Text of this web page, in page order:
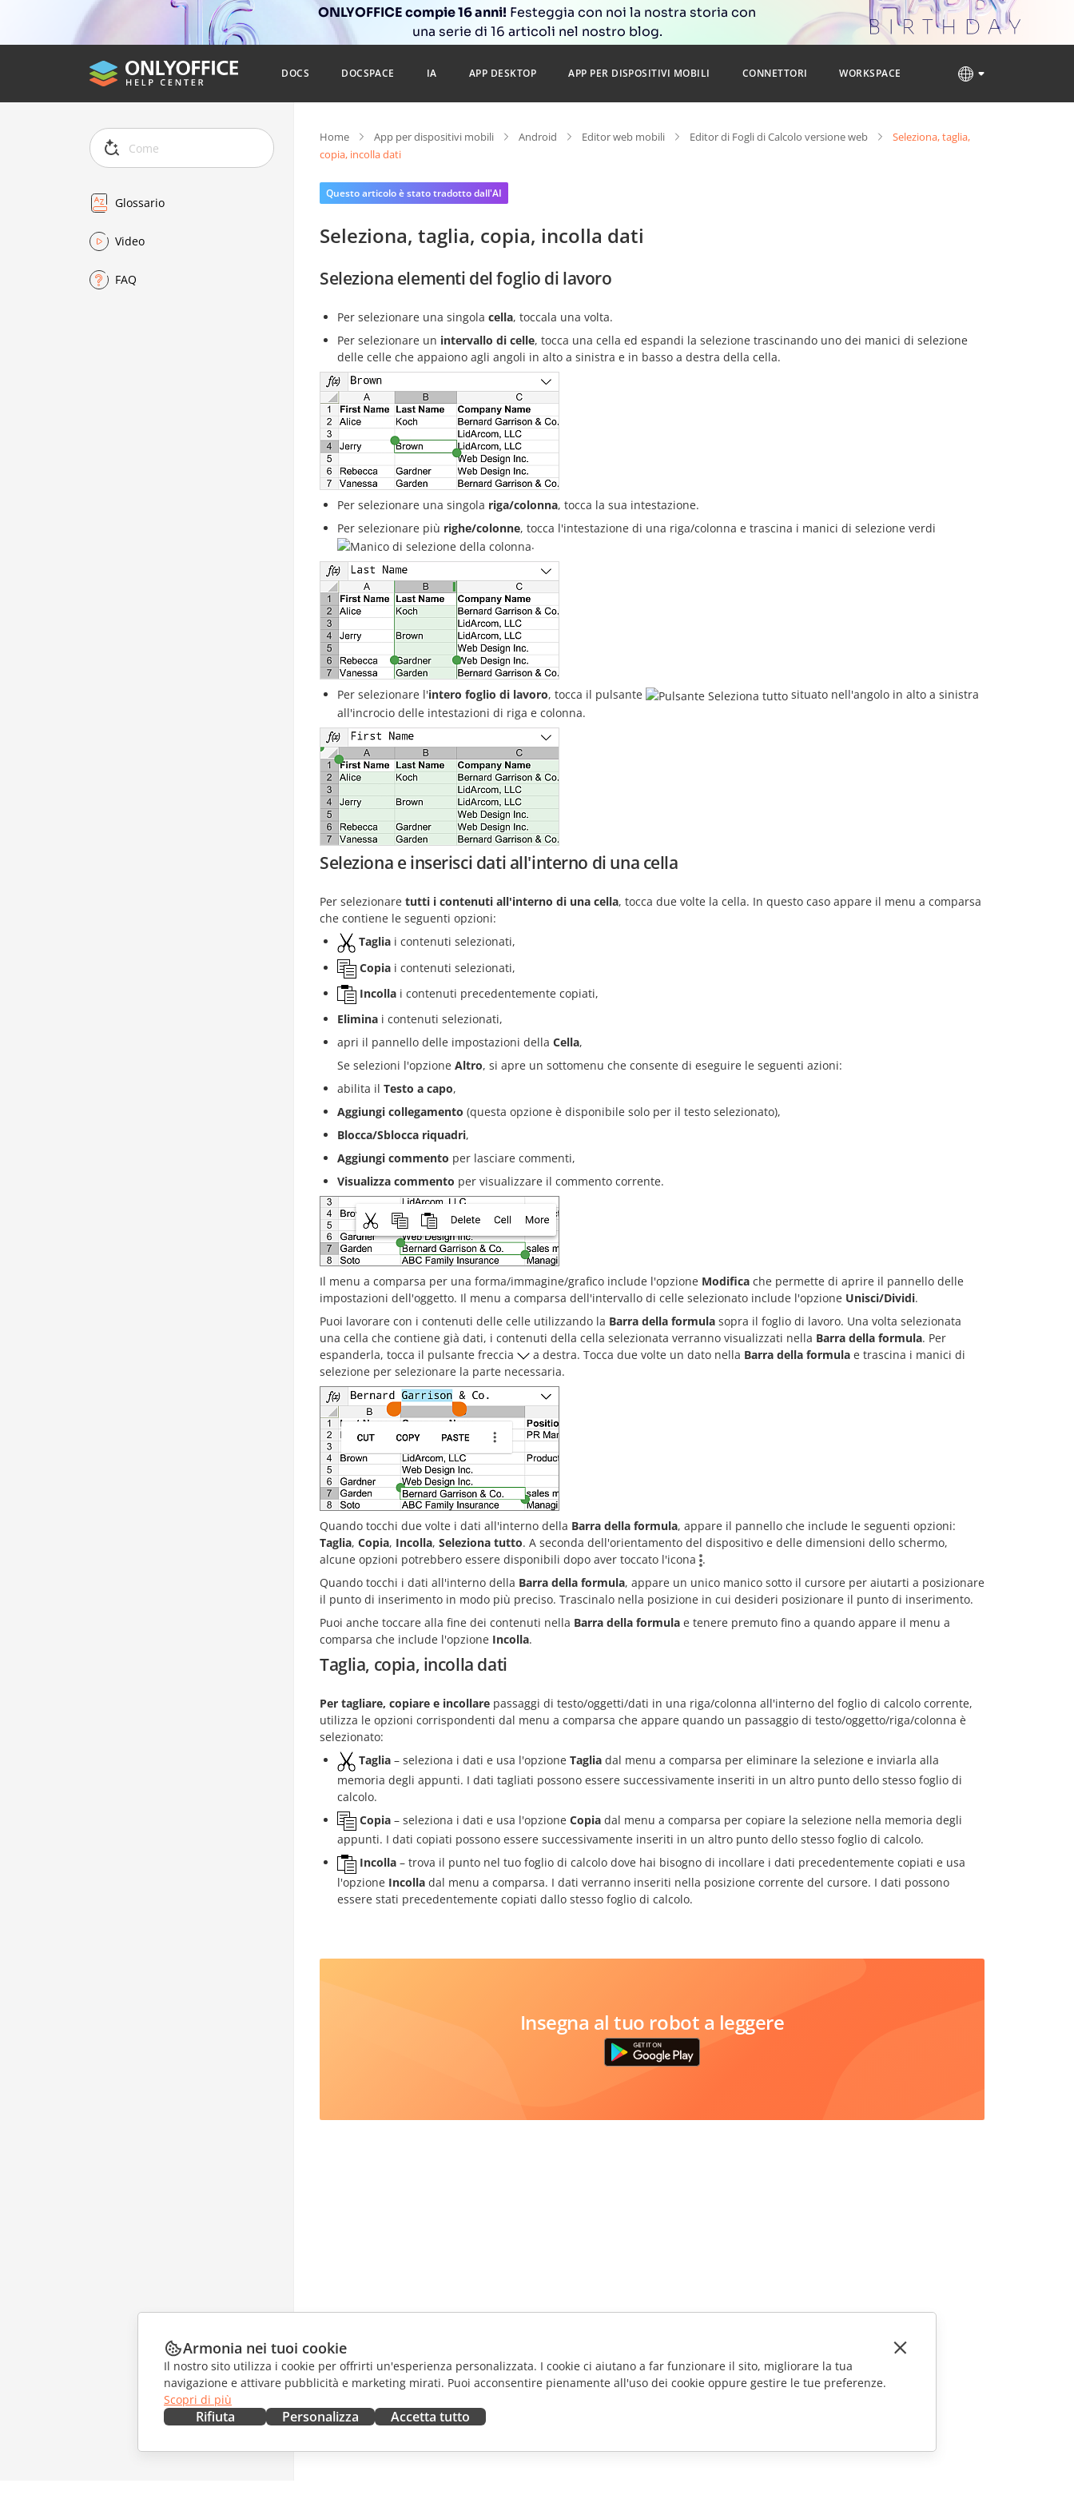
ONLYOFFICE compie 16 anni! Festeggia con noi la nostra storia con
una serie di 16 articoli nel nostro blog.
DOCS DOCSPACE IA APP DESKTOP APP PER DISPOSITIVI MOBILI CONNETTORI WORKSPACE
Glossario
Video
FAQ
Home App per dispositivi mobili Android Editor web mobili Editor di Fogli di Calcolo versione web
Seleziona, taglia,
copia, incolla dati
Questo articolo è stato tradotto dall'AI
Seleziona, taglia, copia, incolla dati
Seleziona elementi del foglio di lavoro
Per selezionare una singola cella, toccala una volta.
Per selezionare un intervallo di celle, tocca una cella ed espandi la selezione trascinando uno dei manici di selezione
delle celle che appaiono agli angoli in alto a sinistra e in basso a destra della cella.
Per selezionare una singola riga/colonna, tocca la sua intestazione.
Per selezionare più righe/colonne, tocca l'intestazione di una riga/colonna e trascina i manici di selezione verdi
.
Per selezionare l'intero foglio di lavoro, tocca il pulsante
situato nell'angolo in alto a sinistra
all'incrocio delle intestazioni di riga e colonna.
Seleziona e inserisci dati all'interno di una cella
Per selezionare tutti i contenuti all'interno di una cella, tocca due volte la cella. In questo caso appare il menu a comparsa
che contiene le seguenti opzioni:
Taglia i contenuti selezionati,
Copia i contenuti selezionati,
Incolla i contenuti precedentemente copiati,
Elimina i contenuti selezionati,
apri il pannello delle impostazioni della Cella,
Se selezioni l'opzione Altro, si apre un sottomenu che consente di eseguire le seguenti azioni:
abilita il Testo a capo,
Aggiungi collegamento (questa opzione è disponibile solo per il testo selezionato),
Blocca/Sblocca riquadri,
Aggiungi commento per lasciare commenti,
Visualizza commento per visualizzare il commento corrente.
Il menu a comparsa per una forma/immagine/grafico include l'opzione Modifica che permette di aprire il pannello delle
impostazioni dell'oggetto. Il menu a comparsa dell'intervallo di celle selezionato include l'opzione Unisci/Dividi.
Puoi lavorare con i contenuti delle celle utilizzando la Barra della formula sopra il foglio di lavoro. Una volta selezionata
una cella che contiene già dati, i contenuti della cella selezionata verranno visualizzati nella Barra della formula. Per
espanderla, tocca il pulsante freccia
a destra. Tocca due volte un dato nella Barra della formula e trascina i manici di
selezione per selezionare la parte necessaria.
Quando tocchi due volte i dati all'interno della Barra della formula, appare il pannello che include le seguenti opzioni:
Taglia, Copia, Incolla, Seleziona tutto. A seconda dell'orientamento del dispositivo e delle dimensioni dello schermo,
alcune opzioni potrebbero essere disponibili dopo aver toccato l'icona .
Quando tocchi i dati all'interno della Barra della formula, appare un unico manico sotto il cursore per aiutarti a posizionare
il punto di inserimento in modo più preciso. Trascinalo nella posizione in cui desideri posizionare il punto di inserimento.
Puoi anche toccare alla fine dei contenuti nella Barra della formula e tenere premuto fino a quando appare il menu a
comparsa che include l'opzione Incolla.
Taglia, copia, incolla dati
Per tagliare, copiare e incollare passaggi di testo/oggetti/dati in una riga/colonna all'interno del foglio di calcolo corrente,
utilizza le opzioni corrispondenti dal menu a comparsa che appare quando un passaggio di testo/oggetto/riga/colonna è
selezionato:
Taglia – seleziona i dati e usa l'opzione Taglia dal menu a comparsa per eliminare la selezione e inviarla alla
memoria degli appunti. I dati tagliati possono essere successivamente inseriti in un altro punto dello stesso foglio di
calcolo.
Copia – seleziona i dati e usa l'opzione Copia dal menu a comparsa per copiare la selezione nella memoria degli
appunti. I dati copiati possono essere successivamente inseriti in un altro punto dello stesso foglio di calcolo.
Incolla – trova il punto nel tuo foglio di calcolo dove hai bisogno di incollare i dati precedentemente copiati e usa
l'opzione Incolla dal menu a comparsa. I dati verranno inseriti nella posizione corrente del cursore. I dati possono
essere stati precedentemente copiati dallo stesso foglio di calcolo.
Insegna al tuo robot a leggere
Armonia nei tuoi cookie
Il nostro sito utilizza i cookie per offrirti un'esperienza personalizzata. I cookie ci aiutano a far funzionare il sito, migliorare la tua
navigazione e attivare pubblicità e marketing mirati. Puoi acconsentire pienamente all'uso dei cookie oppure gestire le tue preferenze.
Scopri di più
Rifiuta Personalizza Accetta tutto